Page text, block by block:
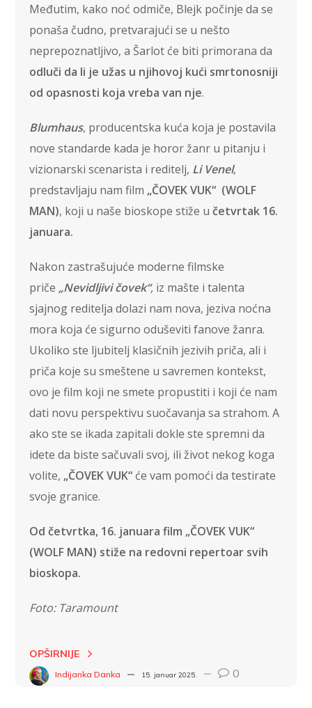
Međutim, kako noć odmiče, Blejk počinje da se
ponaša čudno, pretvarajući se u nešto
neprepoznatljivo, a Šarlot će biti primorana da
odluči da li je užas u njihovoj kući smrtonosniji
od opasnosti koja vreba van nje.
Blumhaus, producentska kuća koja je postavila
nove standarde kada je horor žanr u pitanju i
vizionarski scenarista i reditelj, Li Venel,
predstavljaju nam film „ČOVEK VUK“ (WOLF
MAN), koji u naše bioskope stiže učetvrtak 16.
januara.
Nakon zastrašujuće moderne filmske
priče „Nevidljivi čovek“, iz mašte i talenta
sjajnog reditelja dolazi nam nova, jeziva noćna
mora koja će sigurno oduševiti fanove žanra.
Ukoliko ste ljubitelj klasičnih jezivih priča, ali i
priča koje su smeštene u savremen kontekst,
ovo je film koji ne smete propustiti i koji će nam
dati novu perspektivu suočavanja sa strahom. A
ako ste se ikada zapitali dokle ste spremni da
idete da biste sačuvali svoj, ili život nekog koga
volite, „ČOVEK VUK“ će vam pomoći da testirate
svoje granice.
Od četvrtka, 16. januara film „ČOVEK VUK“
(WOLF MAN) stiže na redovni repertoar svih
bioskopa.
Foto: Taramount
OPŠIRNIJE
Indijanka Danka 15. januar 2025. 0